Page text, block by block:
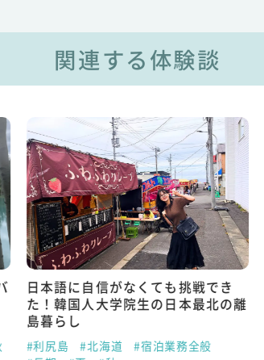
関連する体験談
日本語に自信がなくても挑戦でき
た！韓国人大学院生の日本最北の離
島暮らし
#利尻島 #北海道
#宿泊業務全般